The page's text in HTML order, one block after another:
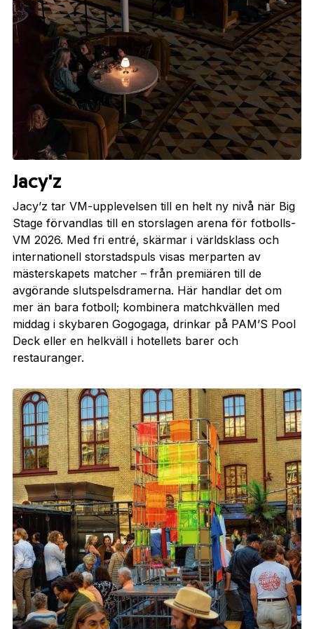
Jacy'z
Jacy’z tar VM-upplevelsen till en helt ny nivå när Big
Stage förvandlas till en storslagen arena för fotbolls-
VM 2026. Med fri entré, skärmar i världsklass och
internationell storstadspuls visas merparten av
mästerskapets matcher – från premiären till de
avgörande slutspelsdramerna. Här handlar det om
mer än bara fotboll; kombinera matchkvällen med
middag i skybaren Gogogaga, drinkar på PAM’S Pool
Deck eller en helkväll i hotellets barer och
restauranger.